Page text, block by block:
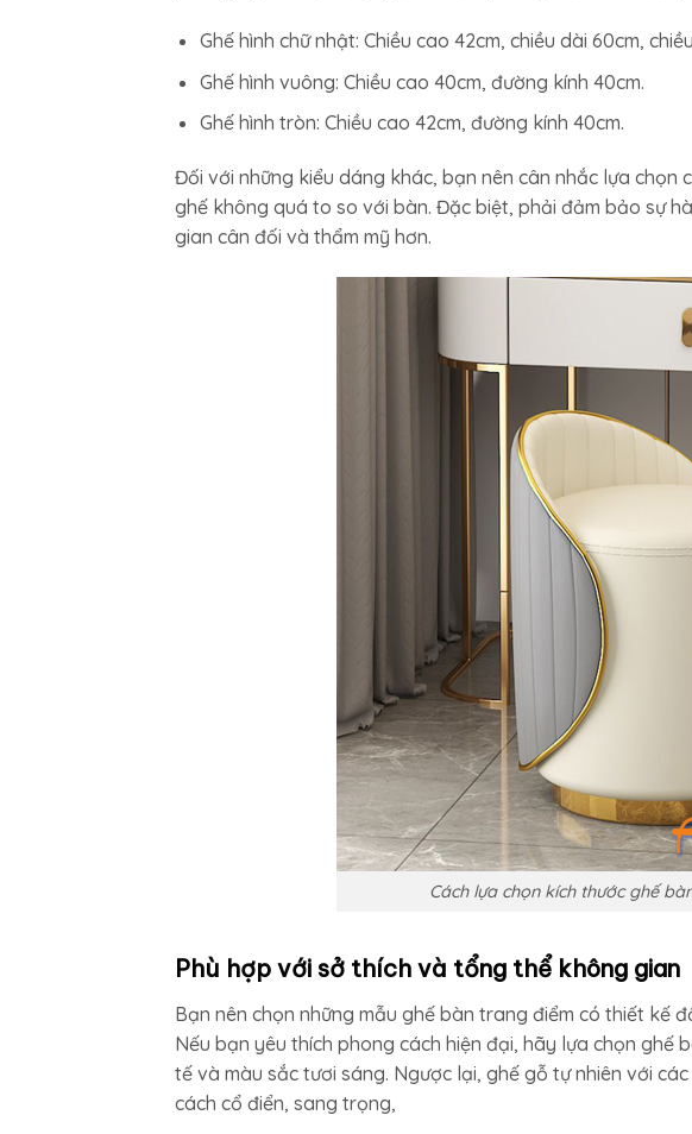
Ghế hình chữ nhật: Chiều cao 42cm, chiều dài 60cm,
Ghế hình vuông: Chiều cao 40cm, đường kính 40cm.
Ghế hình tròn: Chiều cao 42cm, đường kính 40cm.
Đối với những kiểu dáng khác, bạn nên cân nhắc lựa chọn
ghế không quá to so với bàn. Đặc biệt, phải đảm bảo sự
gian cân đối và thẩm mỹ hơn.
Cách lựa chọn kích thước ghế
Phù hợp với sở thích và tổng thể không gian
Bạn nên chọn những mẫu ghế bàn trang điểm có thiết kế
Nếu bạn yêu thích phong cách hiện đại, hãy lựa chọn ghế
tế và màu sắc tươi sáng. Ngược lại, ghế gỗ tự nhiên với
cách cổ điển, sang trọng,